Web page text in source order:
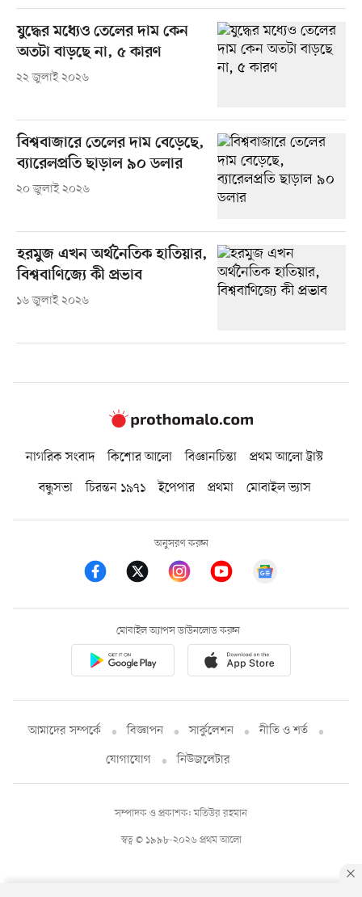
যুদ্ধের মধ্যেও তেলের দাম কেন
অতটা বাড়ছে না, ৫ কারণ
২২ জুলাই ২০২৬
বিশ্ববাজারে তেলের দাম বেড়েছে,
ব্যারেলপ্রতি ছাড়াল ৯০ ডলার
২০ জুলাই ২০২৬
হরমুজ এখন অর্থনৈতিক হাতিয়ার,
বিশ্ববাণিজ্যে কী প্রভাব
১৬ জুলাই ২০২৬
নাগরিক সংবাদ কিশোর আলো বিজ্ঞানচিন্তা
প্রথম আলো ট্রাস্ট
বন্ধুসভা
চিরন্তন ১৯৭১ ইপেপার প্রথমা মোবাইল ভ্যাস
অনুসরণ করুন
মোবাইল অ্যাপস ডাউনলোড করুন
আমাদের সম্পর্কে বিজ্ঞাপন সার্কুলেশন
নীতি ও শর্ত
যোগাযোগ
নিউজলেটার
স্বত্ব © ১৯৯৮-২০২৬ প্রথম আলো
সম্পাদক ও প্রকাশক: মতিউর রহমান